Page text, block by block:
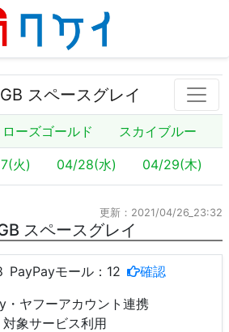
スペースグレイ
ローズゴールド スカイブルー
火) 04/28(水) 04/29(木)
更新：2021/04/26_23:32
スペースグレイ
PayPayモール： 12 確認
・ヤフーアカウント連携
対象サービス利用